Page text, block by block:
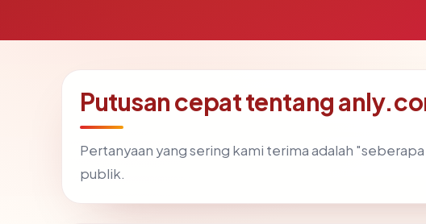
Putusan cepat tentang
Pertanyaan yang sering kami terima adalah "seberapa
publik.